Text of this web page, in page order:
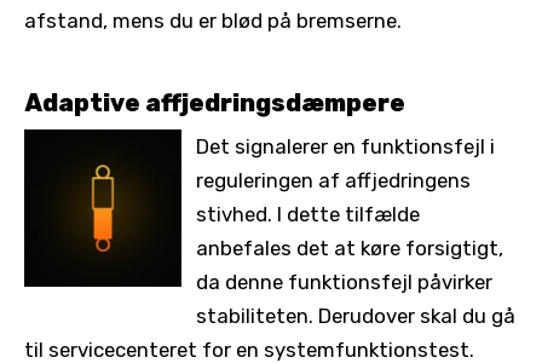
afstand, mens du er blød på bremserne.
Adaptive affjedringsdæmpere
Det signalerer en funktionsfejl i
reguleringen af affjedringens
stivhed. I dette tilfælde
anbefales det at køre forsigtigt,
da denne funktionsfejl påvirker
stabiliteten. Derudover skal du gå
til servicecenteret for en systemfunktionstest.